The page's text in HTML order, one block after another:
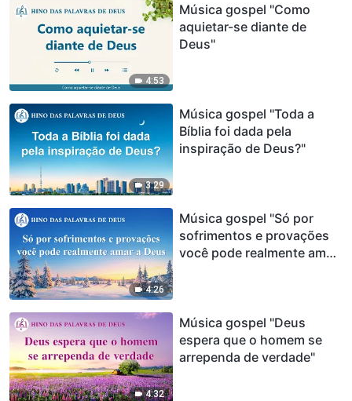
4:53
Música gospel "Como
aquietar-se diante de
Deus"
3:29
Música gospel "Toda a
Bíblia foi dada pela
inspiração de Deus?"
4:26
Música gospel "Só por
sofrimentos e provações
você pode realmente amar
4:32
Música gospel "Deus
espera que o homem se
arrependa de verdade"